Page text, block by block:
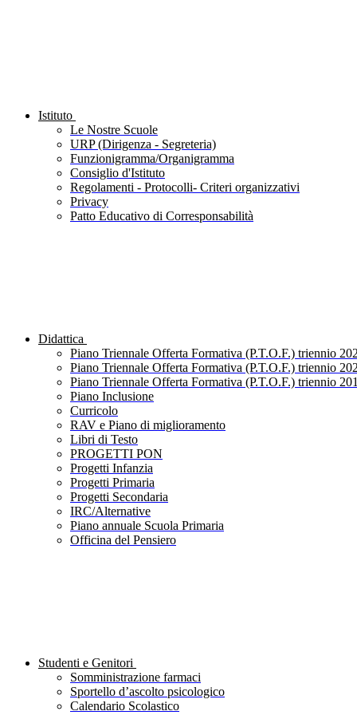
Istituto
Le Nostre Scuole
URP (Dirigenza - Segreteria)
Funzionigramma/Organigramma
Consiglio d'Istituto
Regolamenti - Protocolli- Criteri organizzativi
Privacy
Patto Educativo di Corresponsabilità
Didattica
Piano Triennale Offerta Formativa (P.T.O.F.) triennio
Piano Triennale Offerta Formativa (P.T.O.F.) triennio
Piano Triennale Offerta Formativa (P.T.O.F.) triennio
Piano Inclusione
Curricolo
RAV e Piano di miglioramento
Libri di Testo
PROGETTI PON
Progetti Infanzia
Progetti Primaria
Progetti Secondaria
IRC/Alternative
Piano annuale Scuola Primaria
Officina del Pensiero
Studenti e Genitori
Somministrazione farmaci
Sportello d’ascolto psicologico
Calendario Scolastico